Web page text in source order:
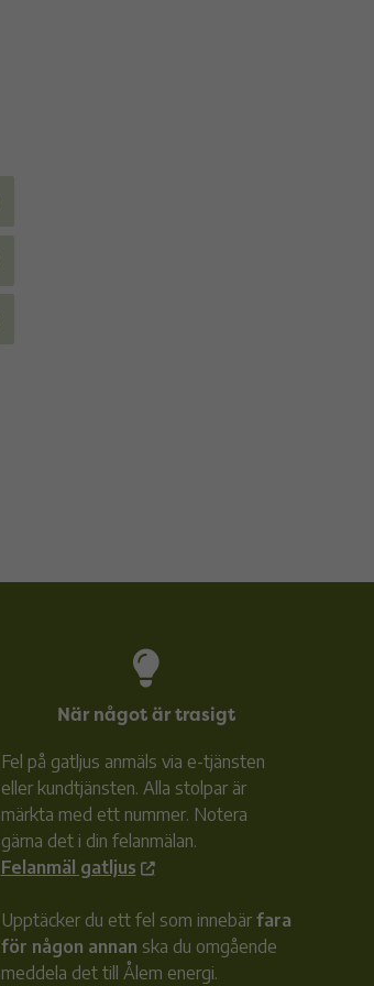
När något är trasigt
Fel på gatljus anmäls via e-tjänsten
eller kundtjänsten. Alla stolpar är
märkta med ett nummer. Notera
gärna det i din felanmälan.
Felanmäl gatljus
Upptäcker du ett fel som innebär fara
för någon annan ska du omgående
meddela det till Ålem energi.